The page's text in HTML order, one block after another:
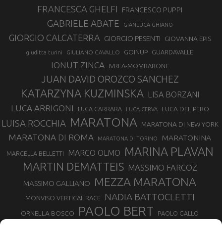
FRANCESCA GHELFI FRANCESCO PUPPI
GABRIELE ABATE GIANLUCA GHIANO
GIORGIO CALCATERRA GIORGIO PESENTI GIOVANNA EPIS
giuditta turini GIULIANO CAVALLO GOINUP GUARDAVALLE
IONUT ZINCA IVREA-MOMBARONE
JUAN DAVID OROZCO SANCHEZ
KATARZYNA KUZMINSKA LISA BORZANI
LUCA ARRIGONI LUCA CARRARA LUCA CERVA LUCA DEL PERO
LUISA ROCCHIA MARATONA MARATONA DI NEW YORK
MARATONA DI ROMA MARATONA DI TORINO MARATONINA
MARCELLA BELLETTI MARCO OLMO MARINA PLAVAN
MARTIN DEMATTEIS MASSIMO FARCOZ
MASSIMO GALLIANO MEZZA MARATONA
MONVISO VERTICAL RACE NADIA BATTOCLETTI
ORNELLA BOSCO PAOLO BERT PAOLO GALLO